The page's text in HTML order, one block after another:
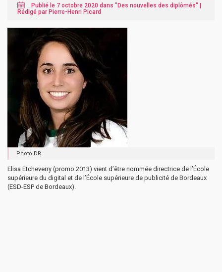
Publié le 7 octobre 2020 dans "Des nouvelles des diplômés" |
Rédigé par Pierre-Henri Picard
Photo DR
Elisa Etcheverry (promo 2013) vient d’être nommée directrice de l’École
supérieure du digital et de l’École supérieure de publicité de Bordeaux
(ESD-ESP de Bordeaux).